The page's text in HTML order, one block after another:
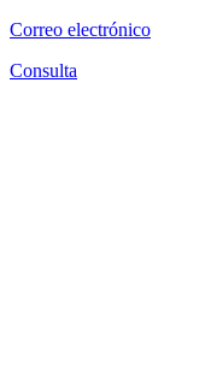
Correo electrónico
Consulta